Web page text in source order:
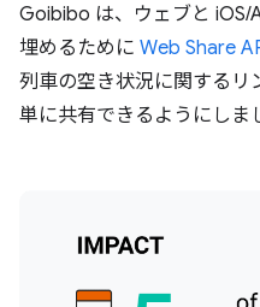
Goibibo は、ウェブと
埋めるために Web Share
列車の空き状況に関するリ
単に共有できるようにしま